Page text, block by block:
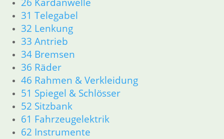
31 Telegabel
32 Lenkung
33 Antrieb
34 Bremsen
36 Räder
46 Rahmen & Verkleidung
51 Spiegel & Schlösser
52 Sitzbank
61 Fahrzeugelektrik
62 Instrumente